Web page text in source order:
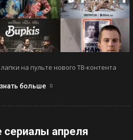
на пульте нового ТВ-контента
больше
сериалы апреля